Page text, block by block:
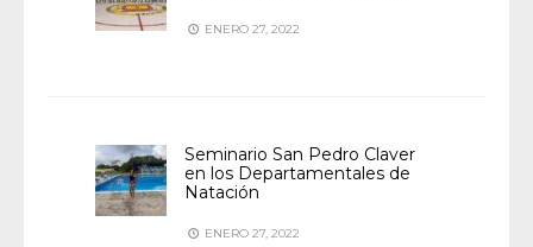
ENERO 27, 2022
Seminario San Pedro Claver
en los Departamentales de
Natación
ENERO 27, 2022